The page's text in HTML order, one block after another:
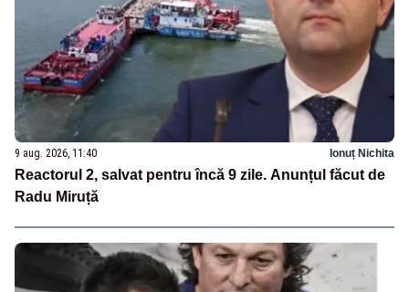
9 aug. 2026, 11:40 Ionuț Nichita
Reactorul 2, salvat pentru încă 9 zile. Anunțul făcut de
Radu Miruță